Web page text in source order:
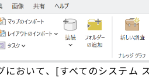
おいて、[すべてのシステム